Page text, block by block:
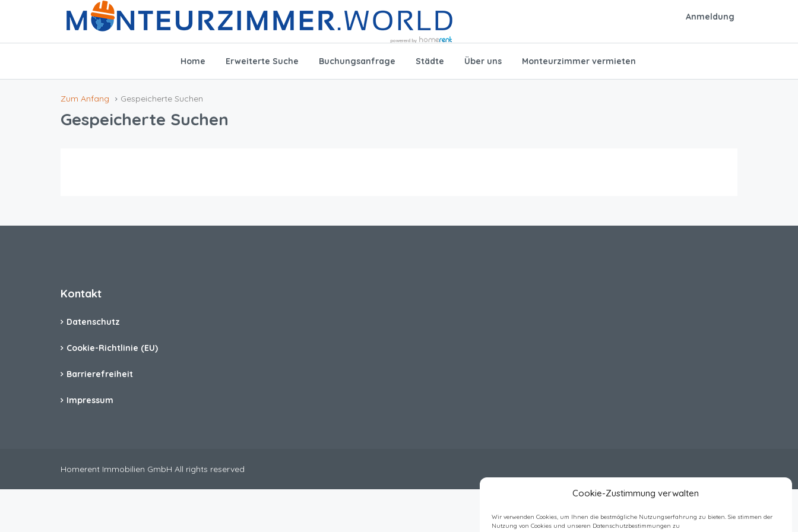
Cookie-Zustimmung verwalten
Wir verwenden Cookies, um Ihnen die bestmögliche Nutzungserfahrung zu bieten. Sie stimmen der
Nutzung von Cookies und unseren Datenschutzbestimmungen zu
Anmeldung
Home Erweiterte Suche Buchungsanfrage Städte Über uns Monteurzimmer vermieten
Zum Anfang Gespeicherte Suchen
Gespeicherte Suchen
Kontakt
Datenschutz
Cookie-Richtlinie (EU)
Barrierefreiheit
Impressum
Homerent Immobilien GmbH All rights reserved